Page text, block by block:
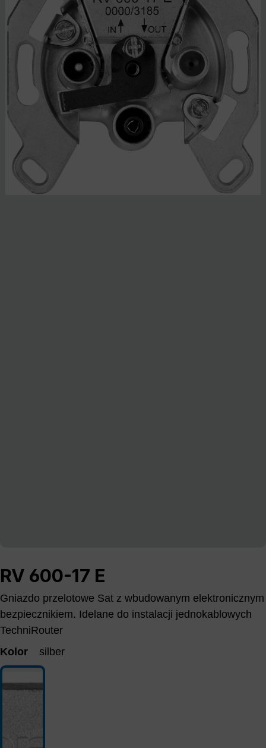
RV 600-17 E
Gniazdo przelotowe Sat z wbudowanym elektronicznym
bezpiecznikiem. Idelane do instalacji jednokablowych
TechniRouter
Kolor
silber